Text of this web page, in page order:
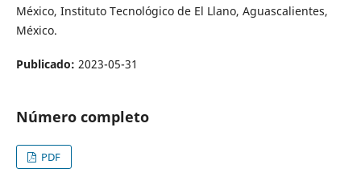
México, Instituto Tecnológico de El Llano, Aguascalientes,
México.
Publicado: 2023-05-31
Número completo
PDF